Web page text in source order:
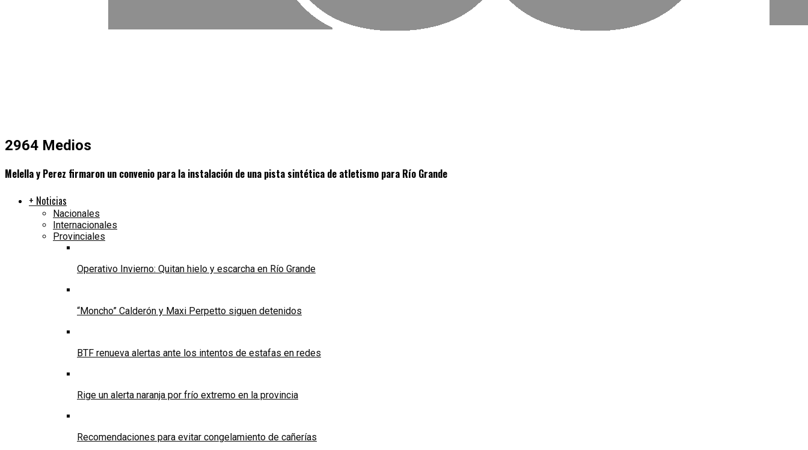
2964 Medios
Melella y Perez firmaron un convenio para la instalación de una pista sintética de atletismo para Río Grande
+ Noticias
Nacionales
Internacionales
Provinciales
Operativo Invierno: Quitan hielo y escarcha en Río Grande
“Moncho” Calderón y Maxi Perpetto siguen detenidos
BTF renueva alertas ante los intentos de estafas en redes
Rige un alerta naranja por frío extremo en la provincia
Recomendaciones para evitar congelamiento de cañerías